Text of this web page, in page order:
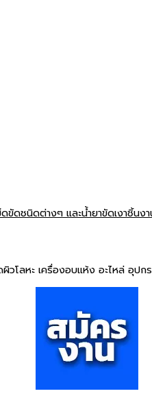
ดชนิดต่างๆ และน้ำยาขัดเงาชิ้
วโลหะ เครื่องอบแห้ง อะไหล่ อุ